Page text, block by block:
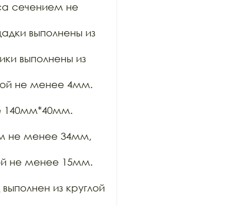
сечением не
выполнены из
выполнены из
не менее 4мм.
140мм*40мм.
не менее 34мм,
не менее 15мм.
из круглой